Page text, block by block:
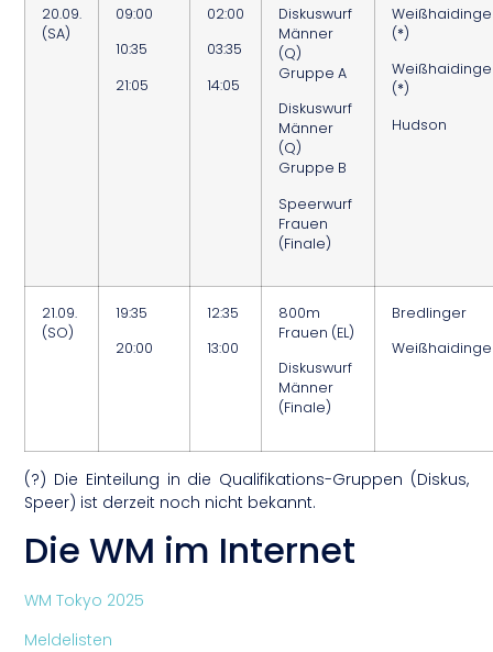
20.09.
(SA)
09:00
10:35
21:05
02:00
03:35
14:05
Diskuswurf
Männer
(Q)
Gruppe A
Diskuswurf
Männer
(Q)
Gruppe B
Speerwurf
Frauen
(Finale)
(*)
(*)
Hudson
21.09.
(SO)
19:35
20:00
12:35
13:00
800m
Frauen (EL)
Diskuswurf
Männer
(Finale)
Bredlinger
(?) Die Einteilung in die Qualifikations-Gruppen (Diskus,
Speer) ist derzeit noch nicht bekannt.
Die WM im Internet
WM Tokyo 2025
Meldelisten